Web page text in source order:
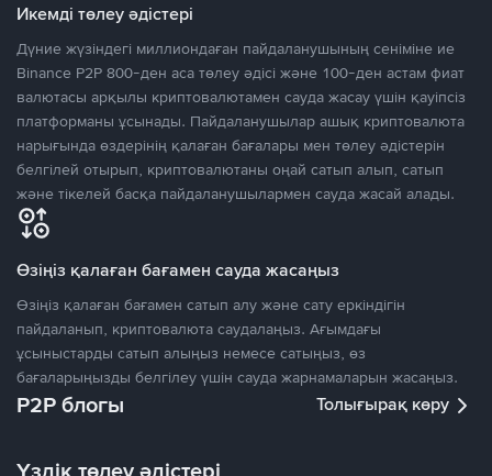
Икемді төлеу әдістері
Дүние жүзіндегі миллиондаған пайдаланушының сеніміне ие
Binance P2P 800-ден аса төлеу әдісі және 100-ден астам фиат
валютасы арқылы криптовалютамен сауда жасау үшін қауіпсіз
платформаны ұсынады. Пайдаланушылар ашық криптовалюта
нарығында өздерінің қалаған бағалары мен төлеу әдістерін
белгілей отырып, криптовалютаны оңай сатып алып, сатып
және тікелей басқа пайдаланушылармен сауда жасай алады.
Өзіңіз қалаған бағамен сауда жасаңыз
Өзіңіз қалаған бағамен сатып алу және сату еркіндігін
пайдаланып, криптовалюта саудалаңыз. Ағымдағы
ұсыныстарды сатып алыңыз немесе сатыңыз, өз
бағаларыңызды белгілеу үшін сауда жарнамаларын жасаңыз.
P2P блогы Толығырақ көру